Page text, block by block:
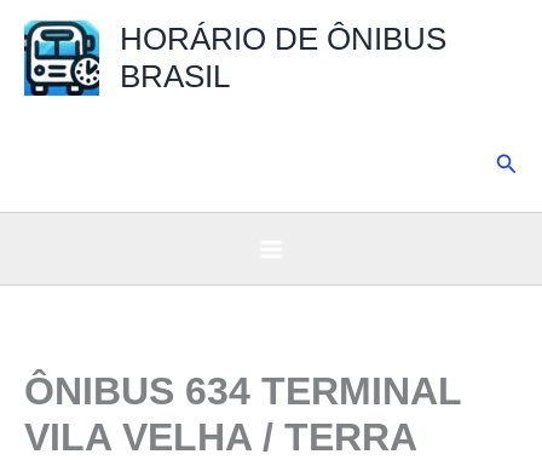
para
HORÁRIO DE ÔNIBUS
BRASIL
ÔNIBUS 634 TERMINAL
VILA VELHA / TERRA